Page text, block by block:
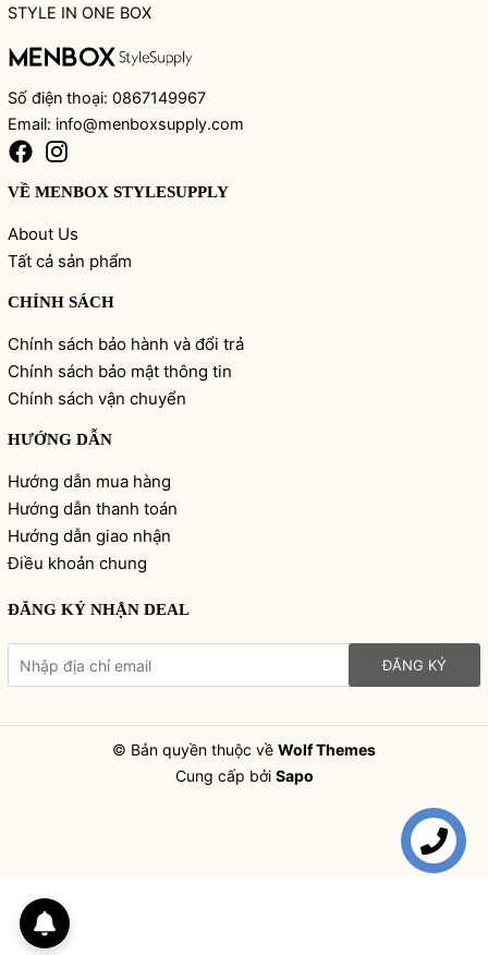
STYLE IN ONE BOX
Số điện thoại: 0867149967
Email: info@menboxsupply.com
VỀ MENBOX STYLESUPPLY
About Us
Tất cả sản phẩm
CHÍNH SÁCH
Chính sách bảo hành và đổi trả
Chính sách bảo mật thông tin
Chính sách vận chuyển
HƯỚNG DẪN
Hướng dẫn mua hàng
Hướng dẫn thanh toán
Hướng dẫn giao nhận
Điều khoản chung
ĐĂNG KÝ NHẬN DEAL
ĐĂNG KÝ
© Bản quyền thuộc về Wolf Themes
Cung cấp bởi Sapo
Liên hệ